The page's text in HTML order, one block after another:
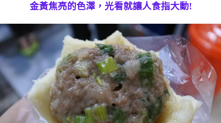
金黃焦亮的色澤，光看就讓人食指大動!